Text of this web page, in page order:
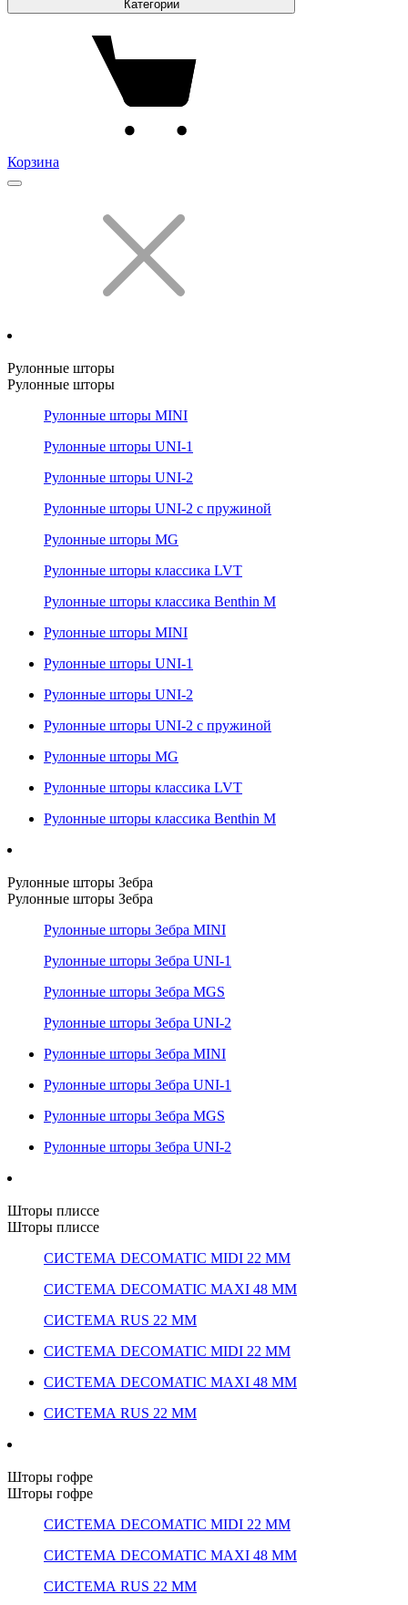
Категории
Корзина
Рулонные шторы
Рулонные шторы
Рулонные шторы MINI
Рулонные шторы UNI-1
Рулонные шторы UNI-2
Рулонные шторы UNI-2 с пружиной
Рулонные шторы MG
Рулонные шторы классика LVT
Рулонные шторы классика Benthin M
Рулонные шторы MINI
Рулонные шторы UNI-1
Рулонные шторы UNI-2
Рулонные шторы UNI-2 с пружиной
Рулонные шторы MG
Рулонные шторы классика LVT
Рулонные шторы классика Benthin M
Рулонные шторы Зебра
Рулонные шторы Зебра
Рулонные шторы Зебра MINI
Рулонные шторы Зебра UNI-1
Рулонные шторы Зебра MGS
Рулонные шторы Зебра UNI-2
Рулонные шторы Зебра MINI
Рулонные шторы Зебра UNI-1
Рулонные шторы Зебра MGS
Рулонные шторы Зебра UNI-2
Шторы плиссе
Шторы плиссе
СИСТЕМА DECOMATIC MIDI 22 ММ
СИСТЕМА DECOMATIC MAXI 48 ММ
СИСТЕМА RUS 22 ММ
СИСТЕМА DECOMATIC MIDI 22 ММ
СИСТЕМА DECOMATIC MAXI 48 ММ
СИСТЕМА RUS 22 ММ
Шторы гофре
Шторы гофре
СИСТЕМА DECOMATIC MIDI 22 ММ
СИСТЕМА DECOMATIC MAXI 48 ММ
СИСТЕМА RUS 22 ММ